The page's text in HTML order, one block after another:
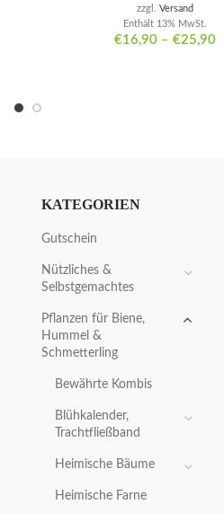
€16,90 –€25,90
Enthält 13% MwSt.
zzgl.Versand
KATEGORIEN
Gutschein
Nützliches &
Selbstgemachtes
Pflanzen für Biene,
Hummel &
Schmetterling
Bewährte Kombis
Blühkalender,
Trachtfließband
Heimische Bäume
Heimische Farne